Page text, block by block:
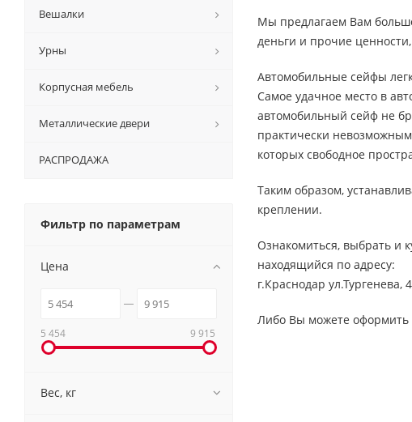
Мы предлагаем Вам
деньги и прочие
Автомобильные сейфы
Самое удачное место в
автомобильный сейф не
практически
которых свободное
Таким образом,
креплении.
Ознакомиться, выбрать и
находящийся по адресу:
г.Краснодар ул.Тургенева,
Либо Вы можете оформить
Вешалки
Урны
Корпусная мебель
Металлические двери
РАСПРОДАЖА
Фильтр по параметрам
Цена
5 454 9 915
Вес, кг